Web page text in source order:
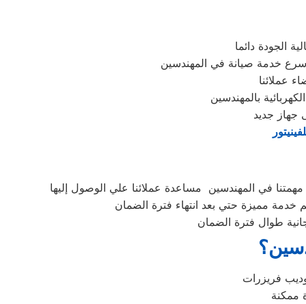
الجودة دائما
خدمة صيانة في المهندسين
عملائنا
بالمهندسين
جهاز جديد
في المهندسين مساعدة عملائنا علي الوصول إليها
مميزة حتي بعد انتهاء فترة الضمان
طوال فترة الضمان